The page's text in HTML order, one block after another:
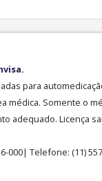
para
médica. Somente o
Licença
000| Telefone: (11)